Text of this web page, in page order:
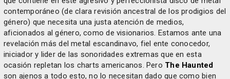
contemporáneo (de clara revisión ancestral de los prodigios del
género) que necesita una justa atención de medios,
aficionados al género, como de visionarios. Estamos ante una
revelación más del metal escandinavo, fiel ente conocedor,
iniciador y lider de las sonoridades extremas que en esta
ocasión repletan los charts americanos. Pero The Haunted
son ajenos a todo esto, no lo necesitan dado que como bien